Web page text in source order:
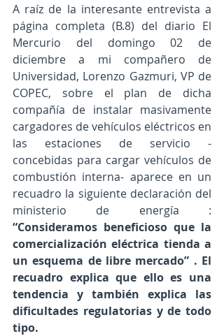
A raíz de la interesante entrevista a
página completa (B.8) del diario El
Mercurio del domingo 02 de
diciembre a mi compañero de
Universidad, Lorenzo Gazmuri, VP de
COPEC, sobre el plan de dicha
compañía de instalar masivamente
cargadores de vehículos eléctricos en
las estaciones de servicio -
concebidas para cargar vehículos de
combustión interna- aparece en un
recuadro la siguiente declaración del
“Consideramos beneficioso que la
comercialización eléctrica tienda a
un esquema de libre mercado” . El
recuadro explica que ello es una
tendencia y también explica las
dificultades regulatorias y de todo
tipo.